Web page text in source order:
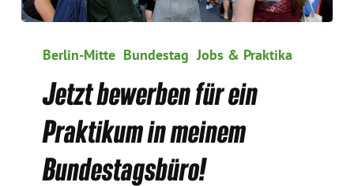
bewerben
Praktikum
meinem
Bundestagsbüro!
Berlin-Mitte Bundestag Jobs & Praktika
Jetzt bewerben für ein
Praktikum in meinem
Bundestagsbüro!